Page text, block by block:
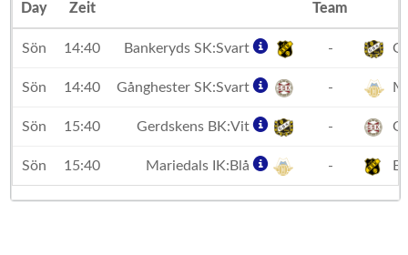
Day Zeit Team
Sön 14:40 Bankeryds SK:Svart -
Sön 14:40 Gånghester SK:Svart -
Sön 15:40 Gerdskens BK:Vit -
Sön 15:40 Mariedals IK:Blå -